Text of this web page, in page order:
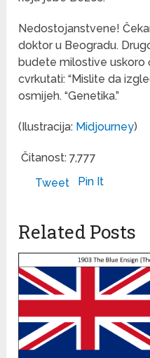
Nedostojanstvene!
doktor u Beogradu.
budete milostive uskoro
cvrkutati: “Mislite da
osmijeh. “Genetika.”
(Ilustracija: Midjourney)
Čitanost: 7,777
Tweet
Pin It
Related Posts